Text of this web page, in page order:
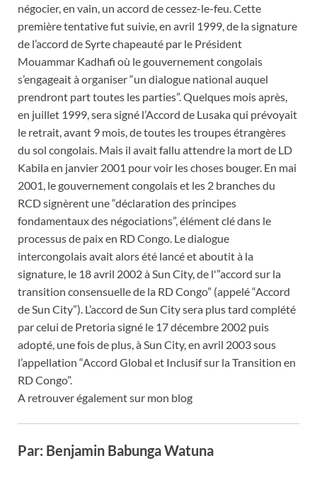
négocier, en vain, un accord de cessez-le-feu. Cette
première tentative fut suivie, en avril 1999, de la signature
de l’accord de Syrte chapeauté par le Président
Mouammar Kadhafi où le gouvernement congolais
s’engageait à organiser “un dialogue national auquel
prendront part toutes les parties”. Quelques mois après,
en juillet 1999, sera signé l’Accord de Lusaka qui prévoyait
le retrait, avant 9 mois, de toutes les troupes étrangères
du sol congolais. Mais il avait fallu attendre la mort de LD
Kabila en janvier 2001 pour voir les choses bouger. En mai
2001, le gouvernement congolais et les 2 branches du
RCD signèrent une “déclaration des principes
fondamentaux des négociations”, élément clé dans le
processus de paix en RD Congo. Le dialogue
intercongolais avait alors été lancé et aboutit à la
signature, le 18 avril 2002 à Sun City, de l'”accord sur la
transition consensuelle de la RD Congo” (appelé “Accord
de Sun City”). L’accord de Sun City sera plus tard complété
par celui de Pretoria signé le 17 décembre 2002 puis
adopté, une fois de plus, à Sun City, en avril 2003 sous
l’appellation “Accord Global et Inclusif sur la Transition en
RD Congo”.
A retrouver également sur mon blog
Par: Benjamin Babunga Watuna